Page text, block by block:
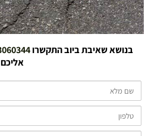
בנושאשאיבת ביוב התקשרו
אליכם